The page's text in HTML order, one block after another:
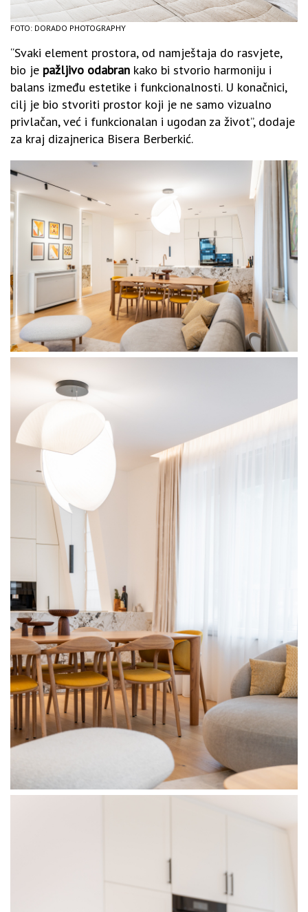
FOTO: DORADO PHOTOGRAPHY
“Svaki element prostora, od namještaja do rasvjete,
bio je pažljivo odabran kako bi stvorio harmoniju i
balans između estetike i funkcionalnosti. U konačnici,
cilj je bio stvoriti prostor koji je ne samo vizualno
privlačan, već i funkcionalan i ugodan za život”, dodaje
za kraj dizajnerica Bisera Berberkić.